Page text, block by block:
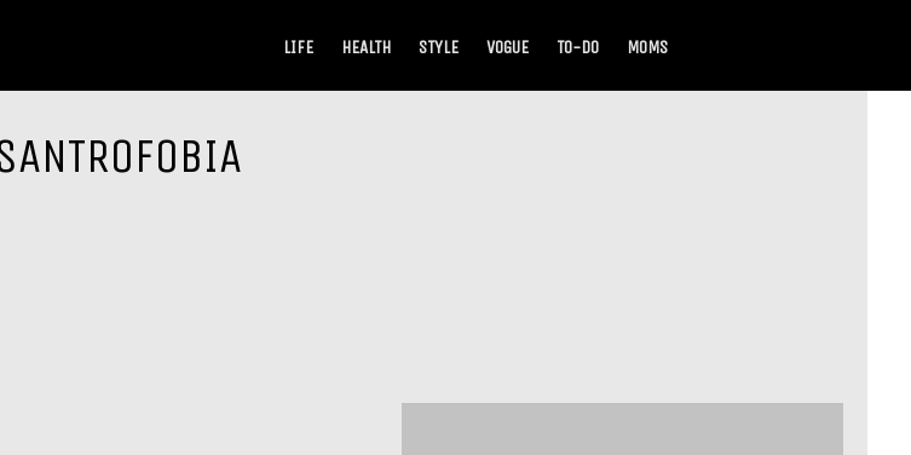
LIFE HEALTH STYLE VOGUE TO-DO MOMS